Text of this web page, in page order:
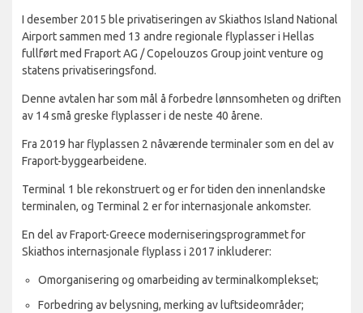
I desember 2015 ble privatiseringen av Skiathos Island National
Airport sammen med 13 andre regionale flyplasser i Hellas
fullført med Fraport AG / Copelouzos Group joint venture og
statens privatiseringsfond.
Denne avtalen har som mål å forbedre lønnsomheten og driften
av 14 små greske flyplasser i de neste 40 årene.
Fra 2019 har flyplassen 2 nåværende terminaler som en del av
Fraport-byggearbeidene.
Terminal 1 ble rekonstruert og er for tiden den innenlandske
terminalen, og Terminal 2 er for internasjonale ankomster.
En del av Fraport-Greece moderniseringsprogrammet for
Skiathos internasjonale flyplass i 2017 inkluderer:
Omorganisering og omarbeiding av terminalkomplekset;
Forbedring av belysning, merking av luftsideområder;